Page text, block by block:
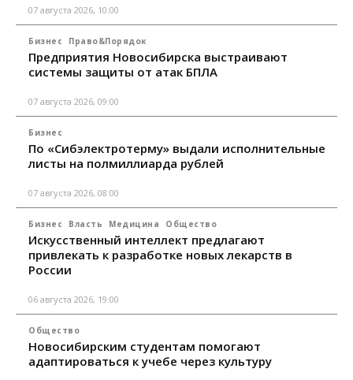
07 августа 2026, 10:00
Бизнес Право&Порядок
Предприятия Новосибирска выстраивают
системы защиты от атак БПЛА
07 августа 2026, 09:00
Бизнес
По «Сибэлектротерму» выдали исполнительные
листы на полмиллиарда рублей
07 августа 2026, 08:00
Бизнес Власть Медицина Общество
Искусственный интеллект предлагают
привлекать к разработке новых лекарств в
России
06 августа 2026, 19:00
Общество
Новосибирским студентам помогают
адаптироваться к учебе через культуру